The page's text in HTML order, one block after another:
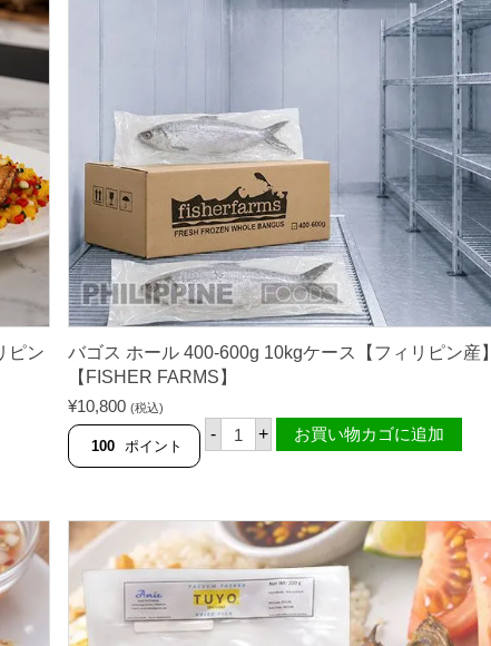
・
理
・
ウ
ロ
コ
除
去
）
5
5
0
g
【
フ
ィ
ピ
ン
産
I
S
H
E
R
F
A
ピン
バゴス ホール 400-600g 10kgケース【フィリピン産】
【FISHER FARMS】
¥10,800 (税込)
100 ポイント
- バ
ゴ
4
0
0
-
6
0
+ お買い物カゴに追加